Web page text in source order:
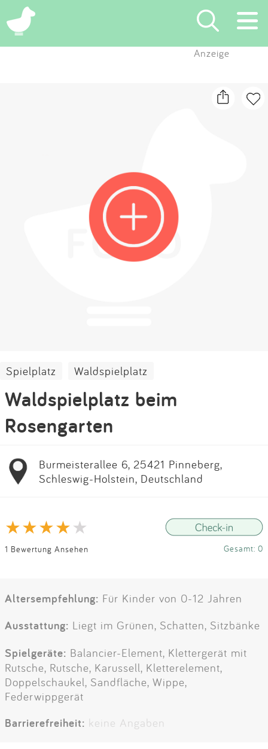
×
Blog
Partner
Kontakt
Impressum
Anzeige
Spielplatz Waldspielplatz
Waldspielplatz beim
Rosengarten
Burmeisterallee 6, 25421 Pinneberg,
Schleswig-Holstein, Deutschland
1 Bewertung Ansehen Gesamt: 0
Altersempfehlung: Für Kinder von 0-12 Jahren
Ausstattung: Liegt im Grünen, Schatten, Sitzbänke
Spielgeräte: Balancier-Element, Klettergerät mit
Rutsche, Rutsche, Karussell, Kletterelement,
Doppelschaukel, Sandfläche, Wippe,
Federwippgerät
Barrierefreiheit: keine Angaben